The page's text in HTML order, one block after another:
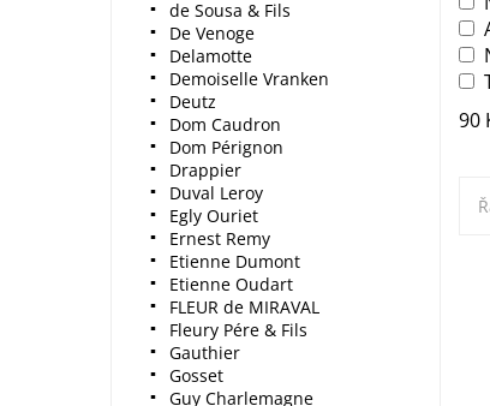
90
de Sousa & Fils
De Venoge
Delamotte
Demoiselle Vranken
Deutz
Dom Caudron
Dom Pérignon
Drappier
Duval Leroy
Egly Ouriet
Ernest Remy
Etienne Dumont
Etienne Oudart
FLEUR de MIRAVAL
Fleury Pére & Fils
Gauthier
Gosset
Guy Charlemagne